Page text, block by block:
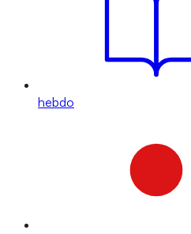
hebdo